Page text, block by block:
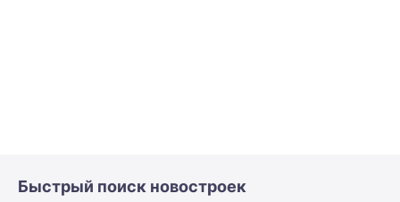
Быстрый поиск новостроек